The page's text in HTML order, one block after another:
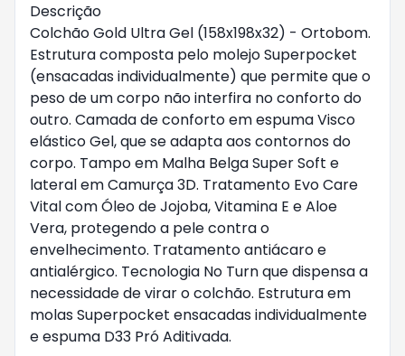
Descrição
Colchão Gold Ultra Gel (158x198x32) - Ortobom.
Estrutura composta pelo molejo Superpocket
(ensacadas individualmente) que permite que o
peso de um corpo não interfira no conforto do
outro. Camada de conforto em espuma Visco
elástico Gel, que se adapta aos contornos do
corpo. Tampo em Malha Belga Super Soft e
lateral em Camurça 3D. Tratamento Evo Care
Vital com Óleo de Jojoba, Vitamina E e Aloe
Vera, protegendo a pele contra o
envelhecimento. Tratamento antiácaro e
antialérgico. Tecnologia No Turn que dispensa a
necessidade de virar o colchão. Estrutura em
molas Superpocket ensacadas individualmente
e espuma D33 Pró Aditivada.